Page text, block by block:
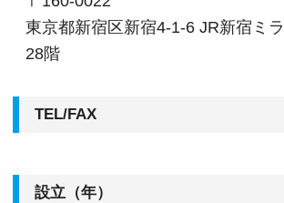
東京都新宿区新宿4-1-6 JR新宿ミ
28階
TEL/FAX
設立（年）